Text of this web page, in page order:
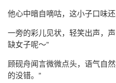
他心中暗自嘀咕，这小子口味还
一旁的彩儿见状，轻笑出声，
缺女子呢～”
顾砚舟闻言微微点头，语气自
的没错。”